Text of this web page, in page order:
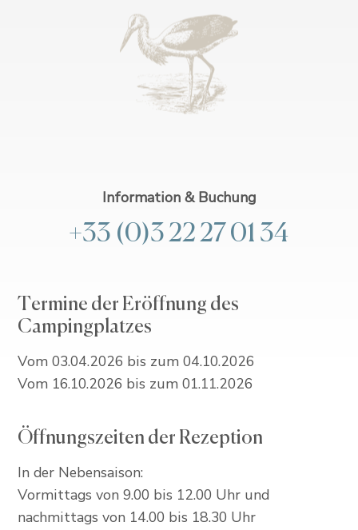
Information & Buchung
+33 (0)3 22 27 01 34
Termine der Eröffnung des
Campingplatzes
Vom 03.04.2026 bis zum 04.10.2026
Vom 16.10.2026 bis zum 01.11.2026
Öffnungszeiten der Rezeption
In der Nebensaison:
Vormittags von 9.00 bis 12.00 Uhr und
nachmittags von 14.00 bis 18.30 Uhr